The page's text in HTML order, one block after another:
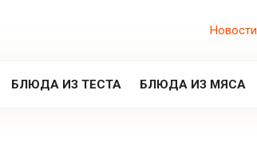
Новости
БЛЮДА ИЗ ТЕСТА БЛЮДА ИЗ МЯСА